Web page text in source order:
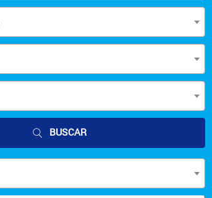
BUSCAR